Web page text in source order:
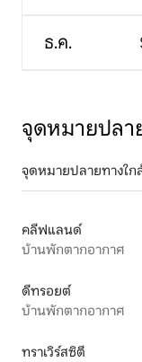
ธ.ค.
จุดหมายปลา
จุดหมายปลายทางใก
คลีฟแลนด์
บ้านพักตากอากาศ
ดีทรอยต์
บ้านพักตากอากาศ
ทราเวิร์สซิตี